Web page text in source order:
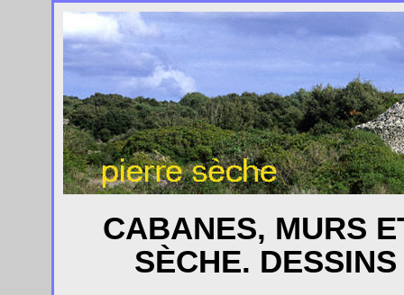
CABANES, MURS
SÈCHE.